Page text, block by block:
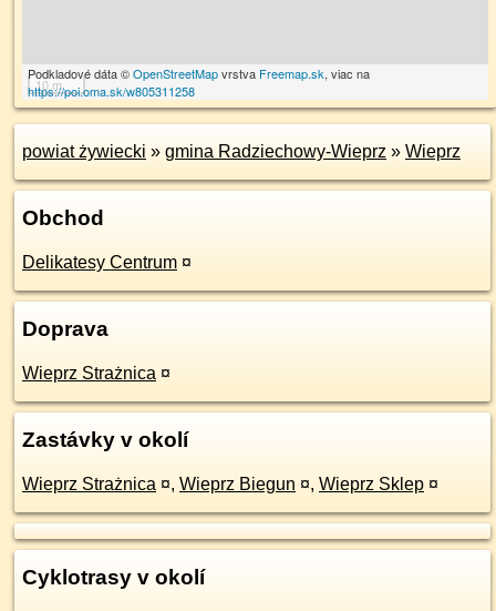
10 m
Podkladové dáta ©OpenStreetMapvrstva Freemap.sk, viac na
https://poi.oma.sk/w805311258
powiat żywiecki » gmina Radziechowy-Wieprz » Wieprz
Obchod
Delikatesy Centrum ¤
Doprava
Wieprz Strażnica ¤
Zastávky v okolí
Wieprz Strażnica ¤, Wieprz Biegun ¤, Wieprz Sklep ¤
Cyklotrasy v okolí